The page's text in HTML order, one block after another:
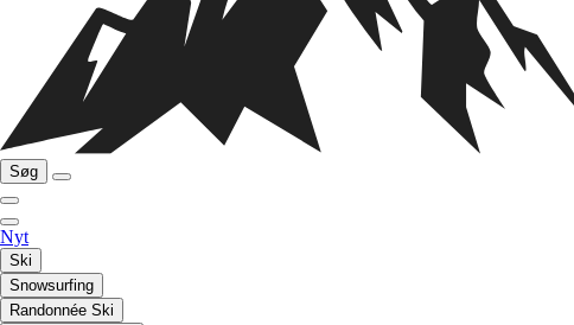
Søg
Nyt
Ski
Snowsurfing
Randonnée Ski